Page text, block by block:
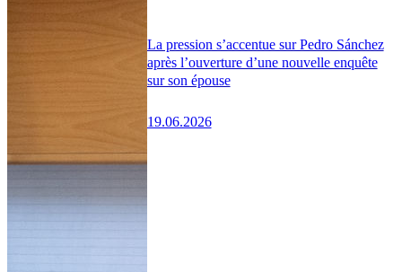
La pression s’accentue sur Pedro Sánchez
après l’ouverture d’une nouvelle enquête
sur son épouse
19.06.2026